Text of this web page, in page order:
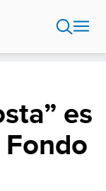
es